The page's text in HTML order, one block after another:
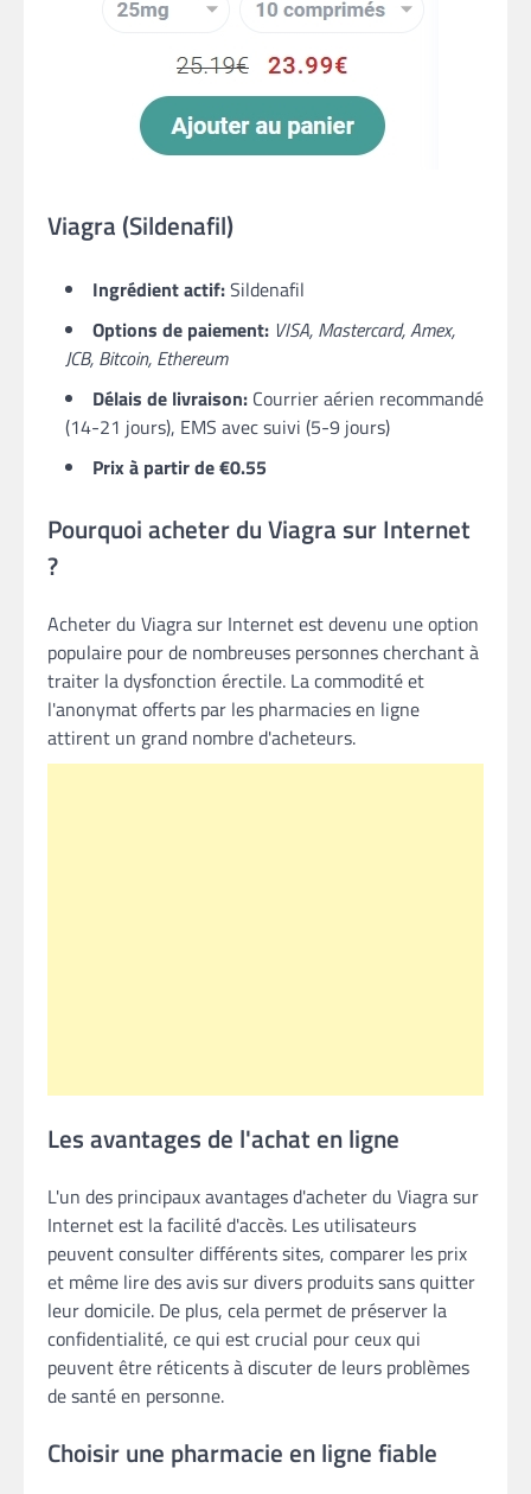
Viagra (Sildenafil​)
Ingrédient actif:Sildenafil
Options de paiement: VISA, Mastercard, Amex,
JCB, Bitcoin, Ethereum
Délais de livraison: Courrier aérien recommandé
(14-21 jours), EMS avec suivi (5-9 jours)
Prix à partir de €0.55
Pourquoi acheter du Viagra sur Internet
?
Acheter du Viagra sur Internet est devenu une option
populaire pour de nombreuses personnes cherchant à
traiter la dysfonction érectile. La commodité et
l'anonymat offerts par les pharmacies en ligne
attirent un grand nombre d'acheteurs.
Les avantages de l'achat en ligne
L'un des principaux avantages d'acheter du Viagra sur
Internet est la facilité d'accès. Les utilisateurs
peuvent consulter différents sites, comparer les prix
et même lire des avis sur divers produits sans quitter
leur domicile. De plus, cela permet de préserver la
confidentialité, ce qui est crucial pour ceux qui
peuvent être réticents à discuter de leurs problèmes
de santé en personne.
Choisir une pharmacie en ligne fiable